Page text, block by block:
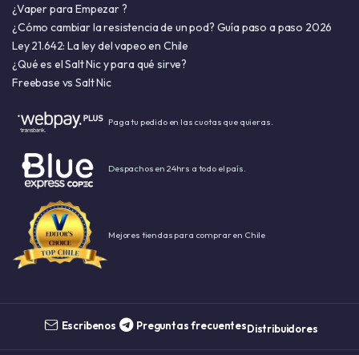
¿Vaper para Empezar ?
¿Cómo cambiar la resistencia de un pod? Guía paso a paso 2026
Ley 21.642: La ley del vapeo en Chile
¿Qué es el Salt Nic y para qué sirve?
Freebase vs Salt Nic
Paga tu pedido en las cuotas que quieras.
Despachos en 24hrs a todo el país.
Mejores tiendas para comprar en Chile
Escribenos Preguntas frecuentesDistribuidores